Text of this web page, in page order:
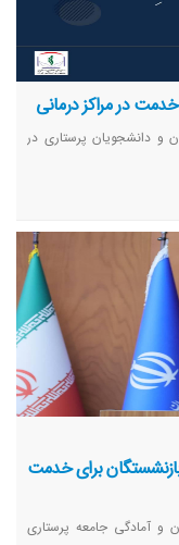
در مراکز درمانی
و دانشجویان پرستاری در
برای خدمت
و آمادگی جامعه پرستاری